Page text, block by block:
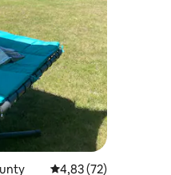
5, 33 recensies
Gemiddelde
4,83 (72)